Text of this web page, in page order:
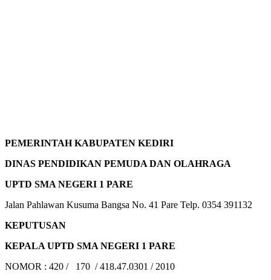
PEMERINTAH KABUPATEN KEDIRI
DINAS PENDIDIKAN PEMUDA DAN OLAHRAGA
UPTD SMA NEGERI 1 PARE
Jalan Pahlawan Kusuma Bangsa No. 41 Pare Telp. 0354 391132
KEPUTUSAN
KEPALA UPTD SMA NEGERI 1 PARE
NOMOR : 420 / 170 / 418.47.0301 / 2010